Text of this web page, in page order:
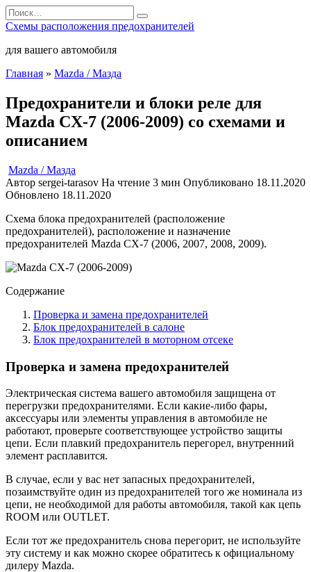
Перейти
к
содержанию
Search
for:
Схемы расположения предохранителей
для вашего автомобиля
Главная » Mazda / Мазда
Предохранители и блоки реле для
Mazda CX-7 (2006-2009) со схемами и
описанием
Mazda / Мазда
Автор sergei-tarasov На чтение 3 мин Опубликовано 18.11.2020
Обновлено 18.11.2020
Схема блока предохранителей (расположение
предохранителей), расположение и назначение
предохранителей Mazda CX-7 (2006, 2007, 2008, 2009).
Содержание
Проверка и замена предохранителей
Блок предохранителей в салоне
Блок предохранителей в моторном отсеке
Проверка и замена предохранителей
Электрическая система вашего автомобиля защищена от
перегрузки предохранителями. Если какие-либо фары,
аксессуары или элементы управления в автомобиле не
работают, проверьте соответствующее устройство защиты
цепи. Если плавкий предохранитель перегорел, внутренний
элемент расплавится.
В случае, если у вас нет запасных предохранителей,
позаимствуйте один из предохранителей того же номинала из
цепи, не необходимой для работы автомобиля, такой как цепь
ROOM или OUTLET.
Если тот же предохранитель снова перегорит, не используйте
эту систему и как можно скорее обратитесь к официальному
дилеру Mazda.